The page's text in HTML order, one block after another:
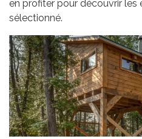
en profiter pour découvrir les
sélectionné.